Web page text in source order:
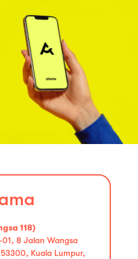
118)
01, 8 Jalan Wangsa
Kuala Lumpur,